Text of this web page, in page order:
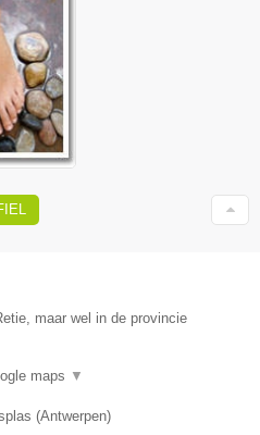
maar wel in de provincie
maps ▼
(Antwerpen)